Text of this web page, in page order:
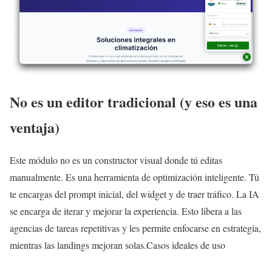
No es un editor tradicional (y eso es una
ventaja)
Este módulo no es un constructor visual donde tú editas
manualmente. Es una herramienta de optimización inteligente. Tú
te encargas del prompt inicial, del widget y de traer tráfico. La IA
se encarga de iterar y mejorar la experiencia. Esto libera a las
agencias de tareas repetitivas y les permite enfocarse en estrategia,
mientras las landings mejoran solas.Casos ideales de uso